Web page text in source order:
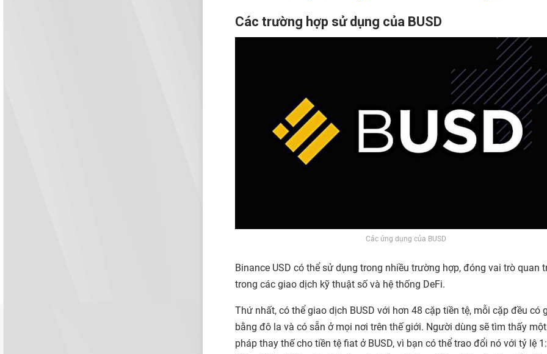
Các trường hợp sử dụng của BUSD
Các ứng dụng của BUSD
Binance USD có thể sử dụng trong nhiều trường hợp, đóng vai trò quan
trong các giao dịch kỹ thuật số và hệ thống DeFi.
Thứ nhất, có thể giao dịch BUSD với hơn 48 cặp tiền tệ, mỗi cặp đều có
bằng đô la và có sẵn ở mọi nơi trên thế giới. Người dùng sẽ tìm thấy
pháp thay thế cho tiền tệ fiat ở BUSD, vì bạn có thể trao đổi nó với tỷ lệ